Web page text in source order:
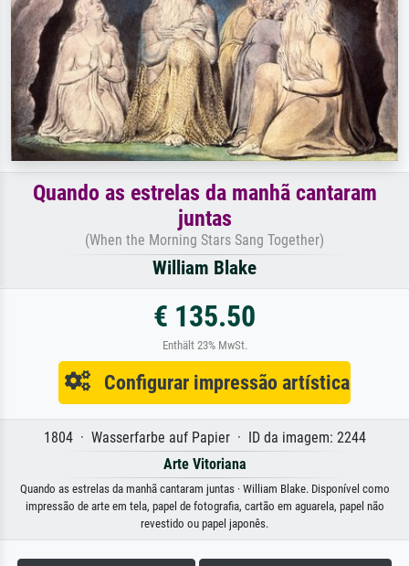
Quando as estrelas da manhã cantaram
juntas
(When the Morning Stars Sang Together)
William Blake
€ 135.50
Enthält 23% MwSt.
Configurar impressão artística
1804 · Wasserfarbe auf Papier · ID da imagem: 2244
Arte Vitoriana
Quando as estrelas da manhã cantaram juntas · William Blake. Disponível como
impressão de arte em tela, papel de fotografia, cartão em aguarela, papel não
revestido ou papel japonês.